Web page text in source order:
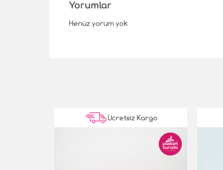
Yorumlar
Henüz yorum yok
Ücretsiz Kargo